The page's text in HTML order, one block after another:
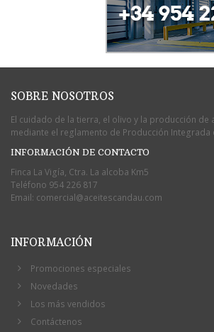
SOBRE NOSOTROS
El cuidado de la tierra, el olivo y la producción de
mediante el reglamento de Producción Integrada
INFORMACIÓN DE CONTACTO
Finca La Vigía, Ctra. La alcoba Km5
Teléfono 954 226 817
Email: comercial@aceitescandau.com
INFORMACIÓN
Promociones especiales
Novedades
Los más vendidos
Contáctenos